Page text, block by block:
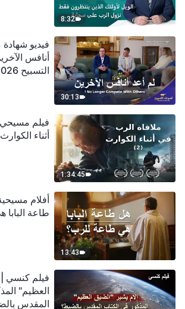
8:32
30:13
فيديو
أنافس
التسبيح 2026
1:34:45
فيلم
أثناء الكوارث
13:43
أفلام
طاعة
فيلم كنسي |
العظيم"
المقدس